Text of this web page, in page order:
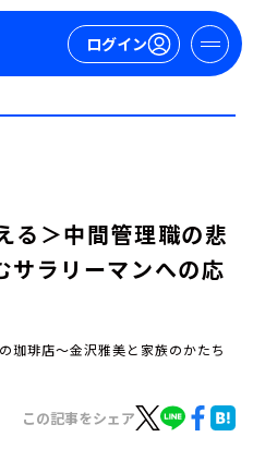
ログイン
る＞中間管理職の悲
サラリーマンへの応
珈琲店～金沢雅美と家族のかたち
この記事をシェア